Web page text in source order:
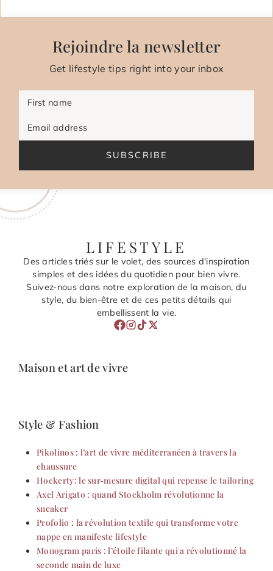
Rejoindre la newsletter
Get lifestyle tips right into your inbox
First name
Email address
SUBSCRIBE
LIFESTYLE
Des articles triés sur le volet, des sources d'inspiration
simples et des idées du quotidien pour bien vivre.
Suivez-nous dans notre exploration de la maison, du
style, du bien-être et de ces petits détails qui
embellissent la vie.
Maison et art de vivre
Style & Fashion
Pikolinos : l’art de vivre méditerranéen à travers la
chaussure
Hockerty: le sur‑mesure digital qui repense le tailoring
Axel Arigato : quand Stockholm révolutionne la
sneaker
Profolio : la révolution textile qui transforme votre
nappe en manifeste lifestyle
Monogram paris : l’étoile filante qui a révolutionné la
seconde main de luxe